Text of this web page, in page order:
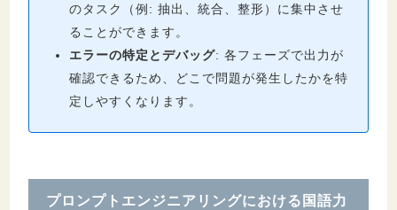
のタスク（例: 抽出、統合、整形）に集中させ
ることができます。
エラーの特定とデバッグ: 各フェーズで出力が
確認できるため、どこで問題が発生したかを特
定しやすくなります。
プロンプトエンジニアリングにおける国語力